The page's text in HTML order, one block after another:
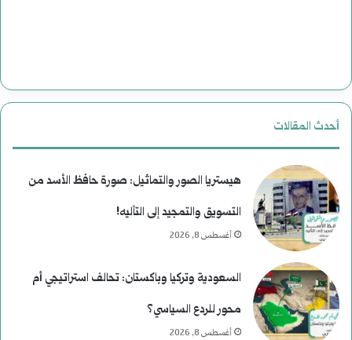
أحدث المقالات
هيستريا الصور والتماثيل: صورة حافظ الأسد من
التسويق والتمجيد إلى التأليه!
أغسطس 8, 2026
السعودية وتركيا وباكستان: تحالف استراتيجي أم
محور للردع السياسي؟
أغسطس 8, 2026